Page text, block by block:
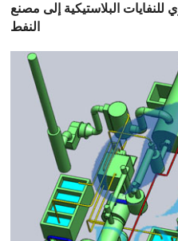
البلاستيكية إلى مصنع
النفط